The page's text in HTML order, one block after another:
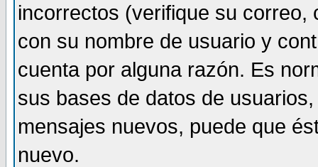
incorrectos (verifique su
con su nombre de usuario y
cuenta por alguna razón. Es
sus bases de datos de
mensajes nuevos, puede que
nuevo.